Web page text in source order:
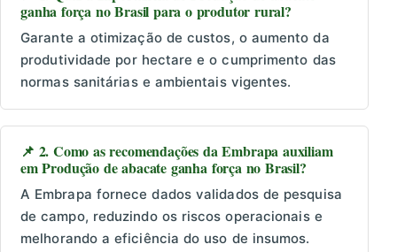
ganha força no Brasil para o produtor rural?
Garante a otimização de custos, o aumento da
produtividade por hectare e o cumprimento das
normas sanitárias e ambientais vigentes.
📌 2. Como as recomendações da Embrapa auxiliam
em Produção de abacate ganha força no Brasil?
A Embrapa fornece dados validados de pesquisa
de campo, reduzindo os riscos operacionais e
melhorando a eficiência do uso de insumos.